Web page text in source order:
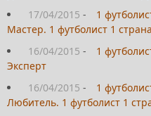
17/04/2015 -
1
Мастер. 1 футболист 1
16/04/2015 -
1
Эксперт
16/04/2015 -
1
Любитель. 1 футболист 1